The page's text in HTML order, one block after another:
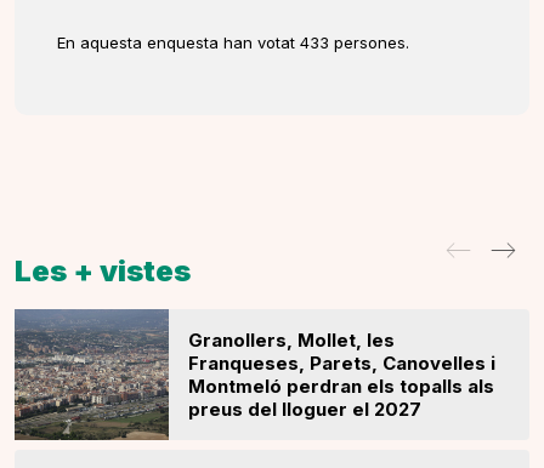
En aquesta enquesta han votat 433 persones.
Les + vistes
Granollers, Mollet, les
Franqueses, Parets, Canovelles i
Montmeló perdran els topalls als
preus del lloguer el 2027